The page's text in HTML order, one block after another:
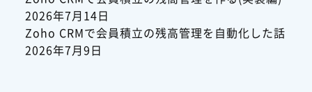
2026年7月14日
Zoho CRMで会員積立の残高管理を自動化した話
2026年7月9日